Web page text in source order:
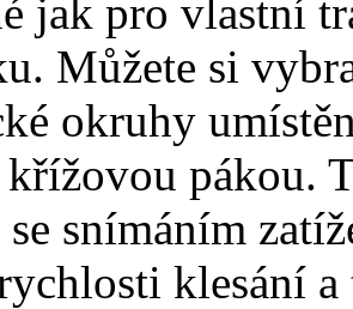
jak pro vlastní
Můžete si
okruhy
křížovou pákou.
snímáním
klesání